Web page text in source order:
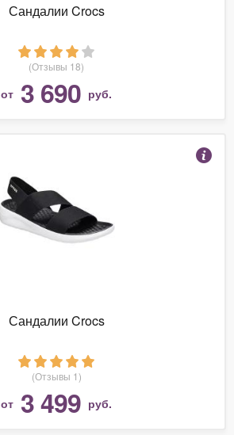
Сандалии Crocs
(Отзывы 18)
от 3 690 руб.
Сандалии Crocs
(Отзывы 1)
от 3 499 руб.